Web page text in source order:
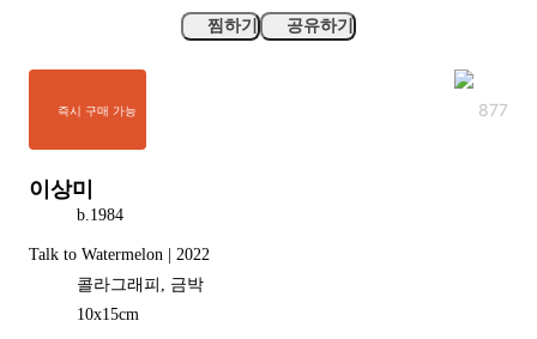
찜하기 공유하기
즉시 구매 가능 877
이상미
b.1984
Talk to Watermelon | 2022
콜라그래피, 금박
10x15cm